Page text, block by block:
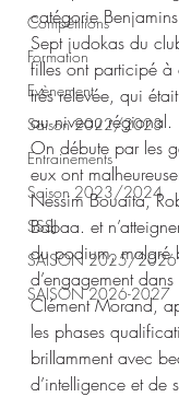
Compétitions
Formation
Evènement
Saison 2022/2023
Entrainements
Saison 2023/2024
SSSJ
SAISON 2025/2026
SAISON 2026-2027
catégorie
Sept judokas du
filles ont participé à
très relevée, qui
au niveau régional.
On débute par les
eux ont
Nessim Bouaita,
Babaa. et
du podium, malgré
d’engagement
Clément Morand,
les phases
brillamment avec
d’intelligence et de